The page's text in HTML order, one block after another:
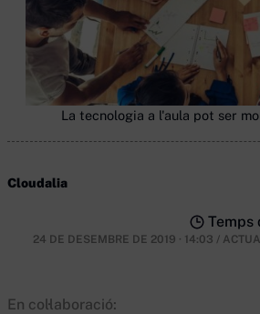
La tecnologia a l'aula pot ser
Cloudalia
Temps
24 DE DESEMBRE DE 2019 · 14:03 /
En col·laboració: